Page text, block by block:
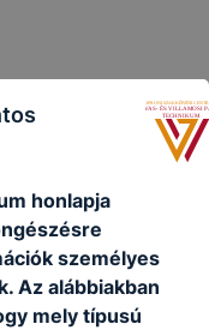
honlapja
személyes
Az alábbiakban
mely típusú